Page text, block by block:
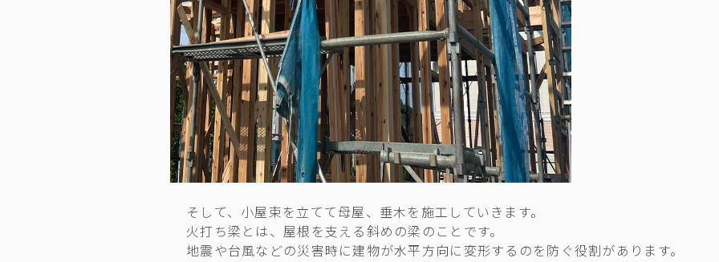
そして、小屋束を立てて母屋、垂木を施工していきます。
火打ち梁とは、屋根を支える斜めの梁のことです。
地震や台風などの災害時に建物が水平方向に変形するのを防ぐ役割があります。